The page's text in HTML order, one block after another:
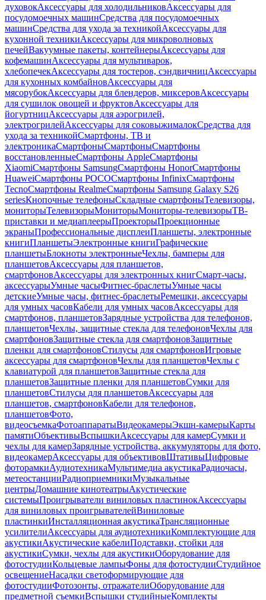
духовокАксессуары для холодильниковАксессуары для
посудомоечных машинСредства для посудомоечных
машинСредства для ухода за техникойАксессуары для
кухонной техникиАксессуары для микроволновых
печейВакуумные пакеты, контейнерыАксессуары для
кофемашинАксессуары для мультиварок,
хлебопечекАксессуары для тостеров, сэндвичницАксессуары
для кухонных комбайновАксессуары для
мясорубокАксессуары для блендеров, миксеровАксессуары
для сушилок овощей и фруктовАксессуары для
йогуртницАксессуары для аэрогрилей,
электрогрилейАксессуары для соковыжималокСредства для
ухода за техникойСмартфоны, ТВ и
электроникаСмартфоныСмартфоныСмартфоны
восстановленныеСмартфоны AppleСмартфоны
XiaomiСмартфоны SamsungСмартфоны HonorСмартфоны
HuaweiСмартфоны POCOСмартфоны InfinixСмартфоны
TecnoСмартфоны RealmeСмартфоны Samsung Galaxy S26
seriesКнопочные телефоныСкладные смартфоныТелевизоры,
мониторыТелевизорыМониторыМониторы-телевизорыТВ-
приставки и медиаплеерыПроекторыПроекционные
экраныПрофессиональные дисплеиПланшеты, электронные
книгиПланшетыЭлектронные книгиГрафические
планшетыБлокноты электронныеЧехлы, бамперы для
планшетовАксессуары для планшетов,
смартфоновАксессуары для электронных книгСмарт-часы,
аксессуарыУмные часыФитнес-браслетыУмные часы
детскиеУмные часы, фитнес-браслетыРемешки, аксессуары
для умных часовКабели для умных часовАксессуары для
смартфонов, планшетовЗарядные устройства для телефонов,
планшетовЧехлы, защитные стекла для телефоновЧехлы для
смартфоновЗащитные стекла для смартфоновЗащитные
пленки для смартфоновСтилусы для смартфоновИгровые
аксессуары для смартфоновЧехлы для планшетовЧехлы с
клавиатурой для планшетовЗащитные стекла для
планшетовЗащитные пленки для планшетовСумки для
планшетовСтилусы для планшетовАксессуары для
планшетов, смартфоновКабели для телефонов,
планшетовФото,
видеосъемкаФотоаппаратыВидеокамерыЭкшн-камерыКарты
памятиОбъективыВспышкиАксессуары для камерСумки и
чехлы для камерЗарядные устройства, аккумуляторы для фото,
видеокамерАксессуары для объективовШтативыЦифровые
фоторамкиАудиотехникаМультимедиа акустикаРадиочасы,
метеостанцииРадиоприемникиМузыкальные
центрыДомашние кинотеатрыАкустические
системыПроигрыватели виниловых пластинокАксессуары
для виниловых проигрывателейВиниловые
пластинкиИнсталляционная акустикаТрансляционные
усилителиАксессуары для аудиотехникиКомплектующие для
акустикиАкустические кабелиПодставки, стойки для
акустикиСумки, чехлы для акустикиОборудование для
фотостудииКольцевые лампыФоны для фотостудииСтудийное
освещениеНасадки светоформирующие для
фотостудииФотозонты, отражателиОборудование для
предметной съемкиВспышки студийныеКомплекты